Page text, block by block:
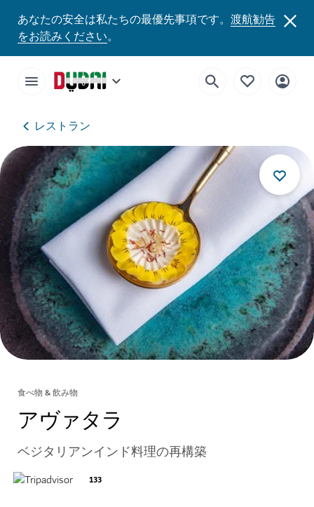
あなたの安全は私たちの最優先事項です。 渡航勧告
をお読みください。
レストラン
食べ物 & 飲み物
アヴァタラ
ベジタリアンインド料理の再構築
133